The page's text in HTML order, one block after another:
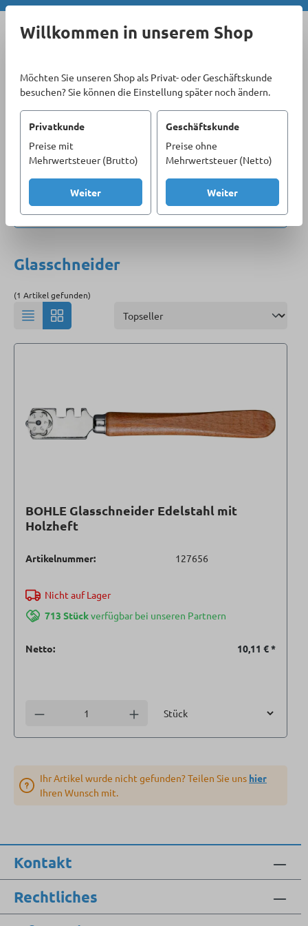
Zum Hauptinhalt springen
Willkommen in unserem Shop
Möchten Sie unseren Shop als Privat- oder Geschäftskunde
besuchen? Sie können die Einstellung später noch ändern.
Privatkunde
Preise mit
Mehrwertsteuer (Brutto)
Weiter
Geschäftskunde
Preise ohne
Mehrwertsteuer (Netto)
Weiter
Sortiment
Greif-, Schneid- und Schlagwerkzeuge
Glaserwerkzeuge
Glasschneider
Produkte filtern
Glasschneider
(1 Artikel gefunden)
BOHLE Glasschneider Edelstahl mit
Holzheft
Artikelnummer: 127656
Nicht auf Lager
713 Stückverfügbar bei unseren Partnern
Netto: 10,11 €*
Anzahl verringern Anzahl erhöhen
Ihr Artikel wurde nicht gefunden? Teilen Sie uns hier
Ihren Wunsch mit.
Kontakt
Rechtliches